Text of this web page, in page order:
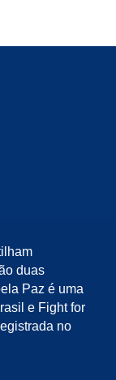
duas
Paz é uma
e Fight for
no